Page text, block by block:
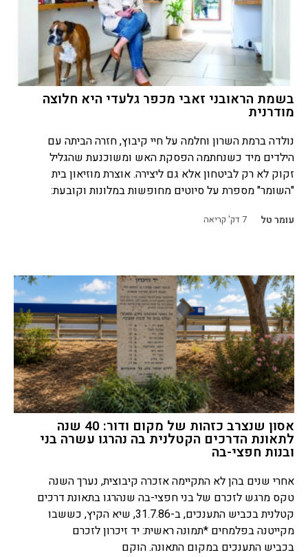
בשמת הראובני זאבי מכפר גלעדי היא חלוצה
מודרנית
נולדה ברמת השרון וחלמה על חיי קיבוץ, חזרה הביתה עם
הילדים מיד כשנחתמה הפסקת האש ומשוכנעת שהגליל
זקוק לא רק לביטחון אלא גם ליצירה. אוצרת מוזיאון בית
"השומר" מספרת על סיוטים מחופשות במלונות וקובעת:
עומר טל 7דק' קריאה
אסון שנצרב כזהות של מקום ודור: 40 שנה
לתאונת הדרכים הקטלנית בה נהרגו עשרה בני
ובנות חפצי-בה
אחרי שנים בהן לא התקיימה אזכרה קיבוצית, נערך השנה
טקס מרגש לזכרם של בני חפצי-בה שנהרגו בתאונת דרכים
קטלנית בכביש התענכים, ב-31.7.86, שיא הקיץ, כששבו
מקייטנה בפלמחים *תמונה ראשית: יד זיכרון לזכרם
בכביש התענכים במקום התאונה. הוקם